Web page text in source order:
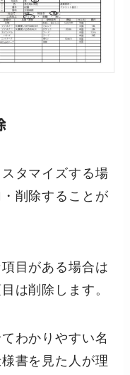
タマイズする場
削除することが
目がある場合は
は削除します。
わかりやすい名
書を見た人が理